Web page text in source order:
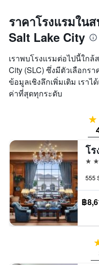
ราคาโรงแรมใน
Salt Lake City
เราพบโรงแรมต่อไปนี้ใก
City (SLC) ซึ่งมีตัวเลือกร
ข้อมูลเชิงลึกเพิ่มเติม เรา
ค่าที่สุดทุกระดับ
5 ด
฿